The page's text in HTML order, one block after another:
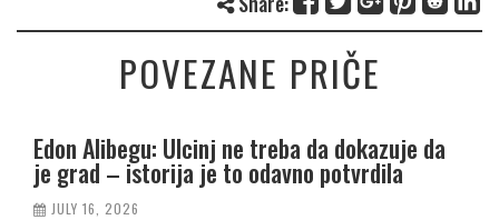
POVEZANE PRIČE
Edon Alibegu: Ulcinj ne treba da dokazuje da
je grad – istorija je to odavno potvrdila
JULY 16, 2026